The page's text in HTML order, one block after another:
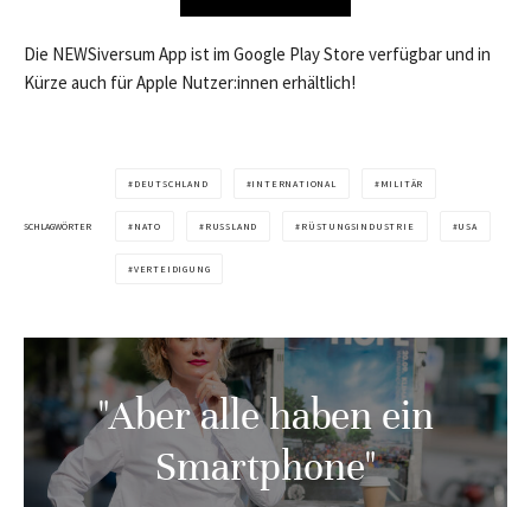
Die NEWSiversum App ist im Google Play Store verfügbar und in
Kürze auch für Apple Nutzer:innen erhältlich!
SCHLAGWÖRTER
DEUTSCHLAND INTERNATIONAL MILITÄR
NATO RUSSLAND RÜSTUNGSINDUSTRIE USA
VERTEIDIGUNG
"Aber alle haben ein
Smartphone"